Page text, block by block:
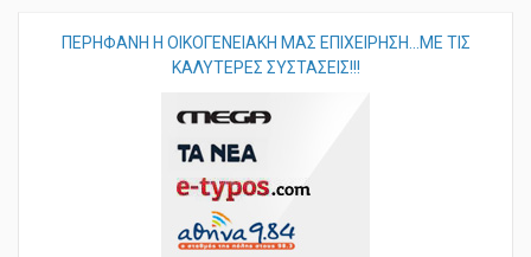
ΠΕΡHΦΑΝΗ Η ΟΙΚΟΓΕΝΕΙΑΚΗ ΜΑΣ ΕΠΙΧΕΙΡΗΣΗ...ΜΕ ΤΙΣ
ΚΑΛΥΤΕΡΕΣ ΣΥΣΤΑΣΕΙΣ!!!